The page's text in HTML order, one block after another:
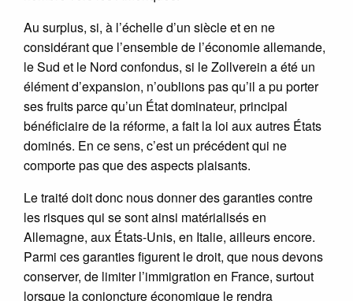
Au surplus, si, à l’échelle d’un siècle et en ne
considérant que l’ensemble de l’économie allemande,
le Sud et le Nord confondus, si le Zollverein a été un
élément d’expansion, n’oublions pas qu’il a pu porter
ses fruits parce qu’un État dominateur, principal
bénéficiaire de la réforme, a fait la loi aux autres États
dominés. En ce sens, c’est un précédent qui ne
comporte pas que des aspects plaisants.
Le traité doit donc nous donner des garanties contre
les risques qui se sont ainsi matérialisés en
Allemagne, aux États-Unis, en Italie, ailleurs encore.
Parmi ces garanties figurent le droit, que nous devons
conserver, de limiter l’immigration en France, surtout
lorsque la conjoncture économique le rendra